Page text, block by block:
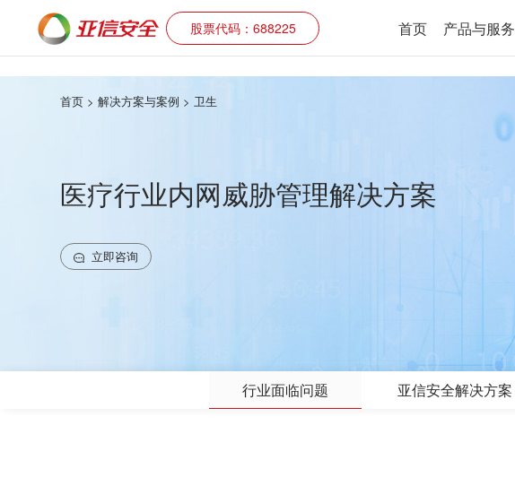
股票代码：688225 首页 产品与服务
首页 > 解决方案与案例 > 卫生
医疗行业内网威胁管理解决方案
立即咨询
行业面临问题 亚信安全解决方案